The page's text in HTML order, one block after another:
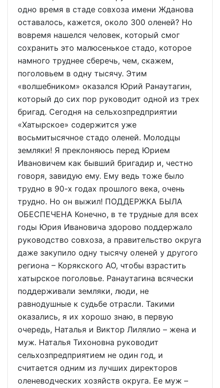
одно время в стаде совхоза имени Жданова
оставалось, кажется, около 300 оленей? Но
вовремя нашелся человек, который смог
сохранить это малюсенькое стадо, которое
намного труднее сберечь, чем, скажем,
поголовьем в одну тысячу. Этим
«волшебником» оказался Юрий Ранаутагин,
который до сих пор руководит одной из трех
бригад. Сегодня на сельхозпредприятии
«Хатырское» содержится уже
восьмитысячное стадо оленей. Молодцы
земляки! Я преклоняюсь перед Юрием
Ивановичем как бывший бригадир и, честно
говоря, завидую ему. Ему ведь тоже было
трудно в 90-х годах прошлого века, очень
трудно. Но он выжил! ПОДДЕРЖКА БЫЛА
ОБЕСПЕЧЕНА Конечно, в те трудные для всех
годы Юрия Ивановича здорово поддержало
руководство совхоза, а правительство округа
даже закупило одну тысячу оленей у другого
региона – Корякского АО, чтобы взрастить
хатырское поголовье. Ранаутагина всячески
поддерживали земляки, люди, не
равнодушные к судьбе отрасли. Такими
оказались, я их хорошо знаю, в первую
очередь, Наталья и Виктор Лилялио – жена и
муж. Наталья Тихоновна руководит
сельхозпредприятием не один год, и
считается одним из лучших директоров
оленеводческих хозяйств округа. Ее муж –